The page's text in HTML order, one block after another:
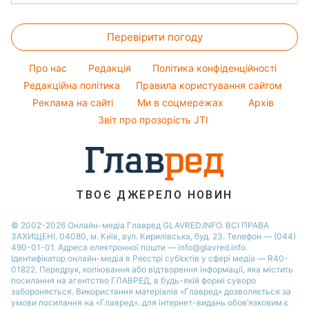
Новини Черкаси
Новини Житомира
Новини Рівного
Новини Одеси
Новини Запоріжжя
Народні прикмети
Усе про шоу-бізнес
Фарбування волосся
Гарний манікюр
Модні помилки
Новини моди
Поради від Андре Тана
Кімнатні рослини
Усе про сало
Прибирання
Авто
Перевірити погоду
Про нас Редакція
Політика конфіденційності
Редакційна політика
Правила користування сайтом
Реклама на сайті
Ми в соцмережах
Архів
Звіт про прозорість JTI
ТВОЄ ДЖЕРЕЛО НОВИН
© 2002-2026 Онлайн-медіа Главред GLAVRED.INFO. ВСІ ПРАВА
ЗАХИЩЕНІ. 04080, м. Київ, вул. Кирилівська, буд. 23. Телефон — (044)
490-01-01. Адреса електронної пошти — info@glavred.info.
Ідентифікатор онлайн-медіа в Реєстрі суб’єктів у сфері медіа — R40-
01822. Передрук, копіювання або відтворення інформації, яка містить
посилання на агентство ГЛАВРЕД, в будь-якій формi суворо
забороняється. Використання матеріалів «Главред» дозволяється за
умови посилання на «Главред». для інтернет-видань обов’язковим є